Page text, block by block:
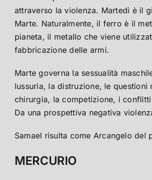
attraverso la violenza. Martedì è il
Marte. Naturalmente, il ferro è il
pianeta, il metallo che viene
fabbricazione delle armi.
Marte governa la sessualità
lussuria, la distruzione, le questioni
chirurgia, la competizione, i
Da una prospettiva negativa
Samael risulta come Arcangelo del
MERCURIO